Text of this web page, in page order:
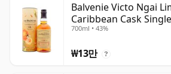
Balvenie Victo Ngai
Caribbean Cask
700ml • 43%
₩13만 ?